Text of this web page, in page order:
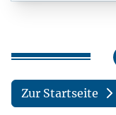
Zur Startseite